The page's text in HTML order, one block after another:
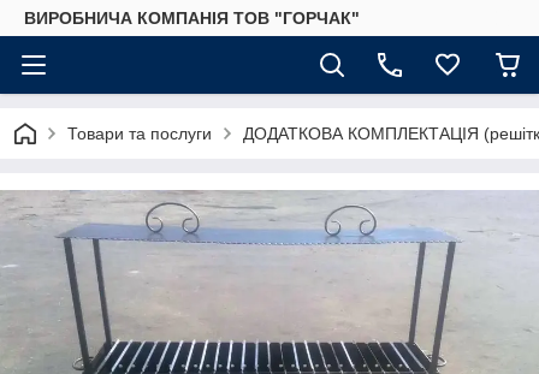
ВИРОБНИЧА КОМПАНІЯ ТОВ "ГОРЧАК"
Товари та послуги ДОДАТКОВА КОМПЛЕКТАЦІЯ